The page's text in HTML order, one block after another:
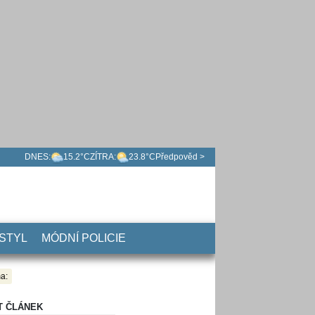
DNES: 15.2°CZÍTRA: 23.8°C Předpověd >
MÓDNÍ POLICIE
ČLÁNEK